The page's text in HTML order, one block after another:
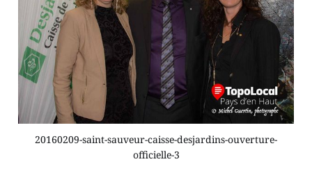
20160209-saint-sauveur-caisse-desjardins-ouverture-
officielle-3